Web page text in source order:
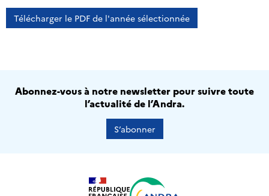
Télécharger le PDF de l'année sélectionnée
Abonnez-vous à notre newsletter pour suivre toute
l’actualité de l’Andra.
S’abonner